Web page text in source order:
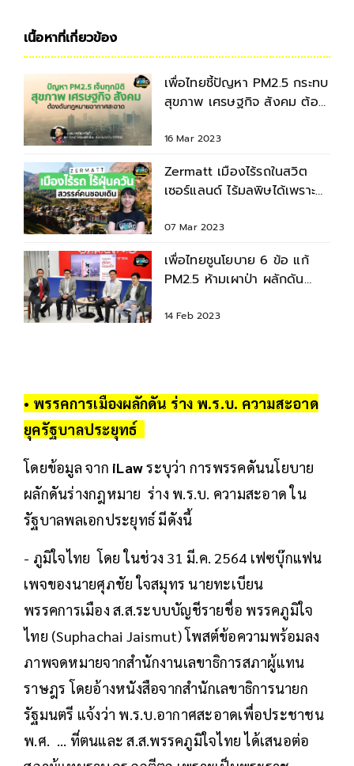
เนื้อหาที่เกี่ยวข้อง
เพื่อไทยชี้ปัญหา PM2.5 กระทบ
สุขภาพ เศรษฐกิจ สังคม ต้อง
16 Mar 2023
Zermatt เมืองไร้รถในสวิต
เซอร์แลนด์ ไร้มลพิษได้เพราะ
07 Mar 2023
เพื่อไทยชูนโยบาย 6 ข้อ แก้
PM2.5 ห้ามเผาป่า ผลักดัน
14 Feb 2023
• พรรคการเมืองผลักดัน ร่าง พ.ร.บ. ความสะอาด
ยุครัฐบาลประยุทธ์
โดยข้อมูล จาก iLawระบุว่า การพรรคดันนโยบาย
ผลักดันร่างกฎหมาย ร่าง พ.ร.บ. ความสะอาด ใน
รัฐบาลพลเอกประยุทธ์ มีดังนี้
- ภูมิใจไทย โดย ในช่วง 31 มี.ค. 2564 เฟซบุ๊กแฟน
เพจของนายศุภชัย ใจสมุทร นายทะเบียน
พรรคการเมือง ส.ส.ระบบบัญชีรายชื่อ พรรคภูมิใจ
ไทย (Suphachai Jaismut) โพสต์ข้อความพร้อมลง
ภาพจดหมายจากสำนักงานเลขาธิการสภาผู้แทน
ราษฎร โดยอ้างหนังสือจากสำนักเลขาธิการนายก
รัฐมนตรี แจ้งว่า พ.ร.บ.อากาศสะอาดเพื่อประชาชน
พ.ศ. ... ที่ตนและ ส.ส.พรรคภูมิใจไทย ได้เสนอต่อ